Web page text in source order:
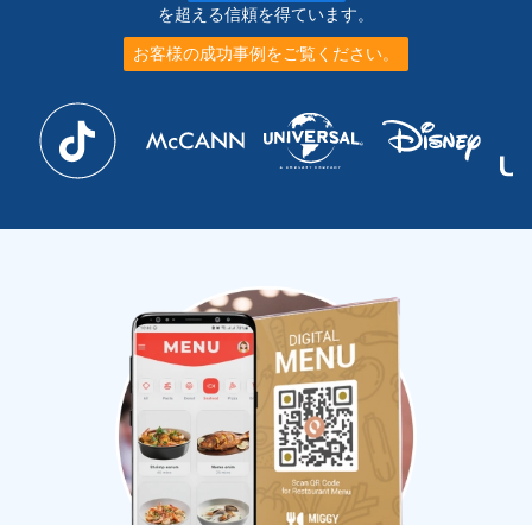
を超える信頼を得ています。
お客様の成功事例をご覧ください。